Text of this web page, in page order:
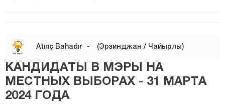
Центр
Моллакёй
РЕФАХИЕ
ТЕРДЖАН
Atınç Bahadır - (Эрзинджан / Чайырлы)
КАНДИДАТЫ В МЭРЫ НА
МЕСТНЫХ ВЫБОРАХ - 31 МАРТА
2024 ГОДА